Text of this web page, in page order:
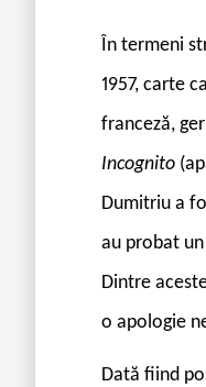
În termeni
1957, carte
franceză,
Incognito
Dumitriu a
au probat
Dintre
o apologie
Dată fiind